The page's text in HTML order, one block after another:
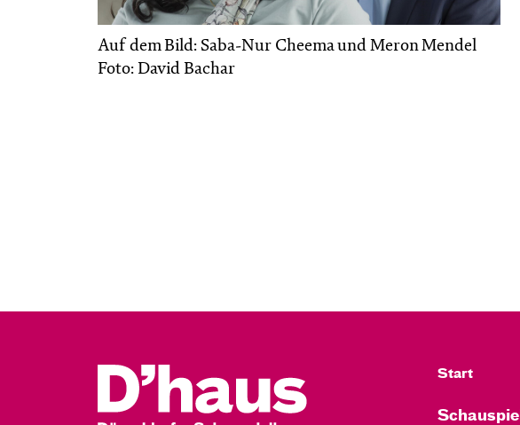
Auf dem Bild: Saba-Nur Cheema und Meron Mendel
Foto: David Bachar
Start
Schauspiel